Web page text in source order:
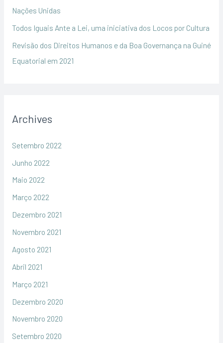
Nações Unidas
Todos Iguais Ante a Lei, uma iniciativa dos Locos por Cultura
Revisão dos Direitos Humanos e da Boa Governança na Guiné
Equatorial em 2021
Archives
Setembro 2022
Junho 2022
Maio 2022
Março 2022
Dezembro 2021
Novembro 2021
Agosto 2021
Abril 2021
Março 2021
Dezembro 2020
Novembro 2020
Setembro 2020